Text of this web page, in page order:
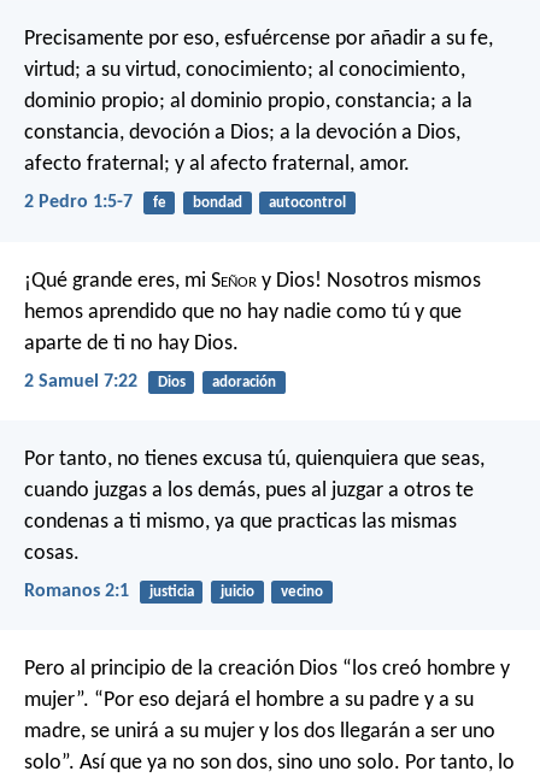
Precisamente por eso, esfuércense por añadir a su fe,
virtud; a su virtud, conocimiento; al conocimiento,
dominio propio; al dominio propio, constancia; a la
constancia, devoción a Dios; a la devoción a Dios,
afecto fraternal; y al afecto fraternal, amor.
2 Pedro 1:5-7 fe bondad autocontrol
¡Qué grande eres, mi Señor y Dios! Nosotros mismos
hemos aprendido que no hay nadie como tú y que
aparte de ti no hay Dios.
2 Samuel 7:22 Dios adoración
Por tanto, no tienes excusa tú, quienquiera que seas,
cuando juzgas a los demás, pues al juzgar a otros te
condenas a ti mismo, ya que practicas las mismas
cosas.
Romanos 2:1 justicia juicio vecino
Pero al principio de la creación Dios “los creó hombre y
mujer”. “Por eso dejará el hombre a su padre y a su
madre, se unirá a su mujer y los dos llegarán a ser uno
solo”. Así que ya no son dos, sino uno solo. Por tanto, lo